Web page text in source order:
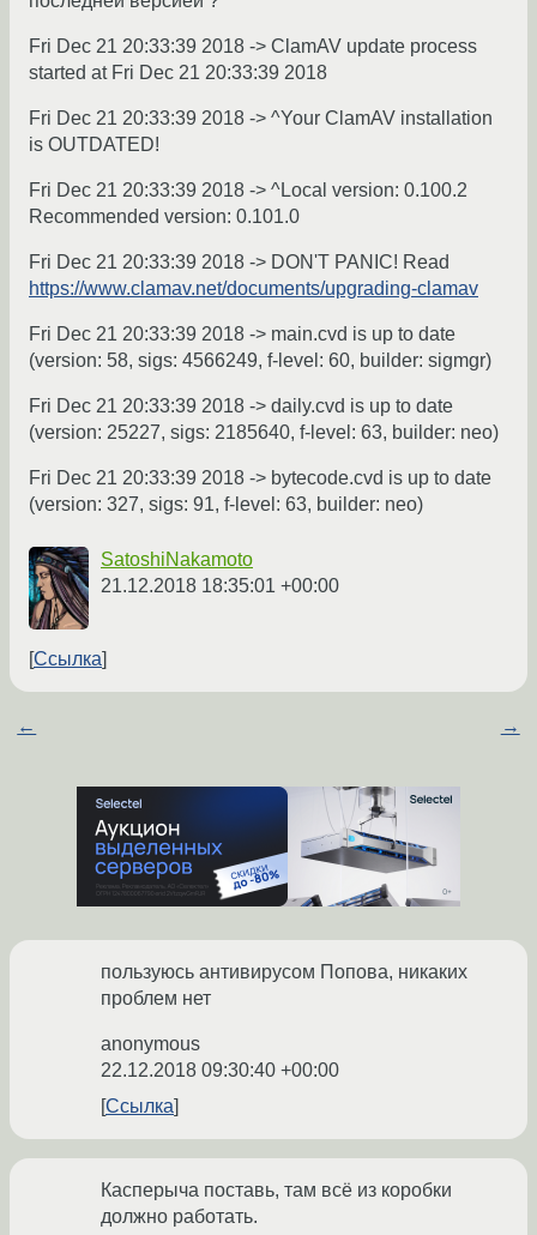
Fri Dec 21 20:33:39 2018 -> ClamAV update process
started at Fri Dec 21 20:33:39 2018
Fri Dec 21 20:33:39 2018 -> ^Your ClamAV installation
is OUTDATED!
Fri Dec 21 20:33:39 2018 -> ^Local version: 0.100.2
Recommended version: 0.101.0
Fri Dec 21 20:33:39 2018 -> DON'T PANIC! Read
https://www.clamav.net/documents/upgrading-clamav
Fri Dec 21 20:33:39 2018 -> main.cvd is up to date
(version: 58, sigs: 4566249, f-level: 60, builder: sigmgr)
Fri Dec 21 20:33:39 2018 -> daily.cvd is up to date
(version: 25227, sigs: 2185640, f-level: 63, builder: neo)
Fri Dec 21 20:33:39 2018 -> bytecode.cvd is up to date
(version: 327, sigs: 91, f-level: 63, builder: neo)
SatoshiNakamoto
21.12.2018 18:35:01 +00:00
Ссылка
← →
пользуюсь антивирусом Попова, никаких
проблем нет
anonymous
22.12.2018 09:30:40 +00:00
Ссылка
Касперыча поставь, там всё из коробки
должно работать.